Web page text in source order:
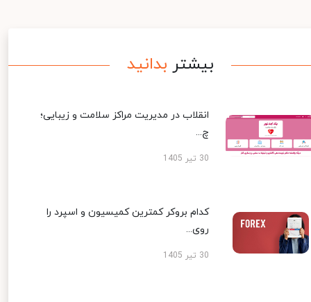
بیشتر بدانید
انقلاب در مدیریت مراکز سلامت و زیبایی؛
چ...
30 تیر 1405
کدام بروکر کمترین کمیسیون و اسپرد را
روی...
30 تیر 1405